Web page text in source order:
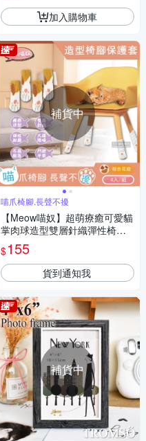
加入購物車
補貨中
喵爪椅腳,長聲不擾
【Meow喵奴】超萌療癒可愛貓
掌肉球造型雙層針織彈性椅腳
保護套(4入/組)
$155
貨到通知我
補貨中